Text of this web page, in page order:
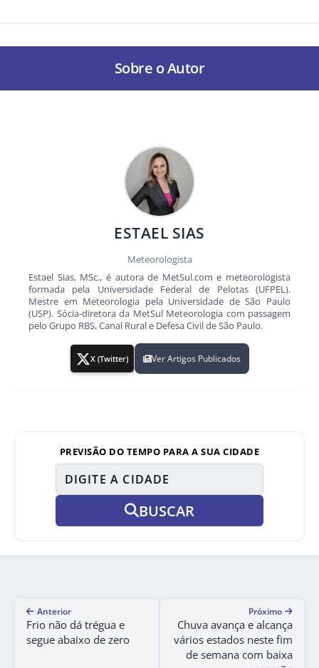
Sobre o Autor
ESTAEL SIAS
Meteorologista
Estael Sias, MSc., é autora de MetSul.com e meteorologista
formada pela Universidade Federal de Pelotas (UFPEL).
Mestre em Meteorologia pela Universidade de São Paulo
(USP). Sócia-diretora da MetSul Meteorologia com passagem
pelo Grupo RBS, Canal Rural e Defesa Civil de São Paulo.
X (Twitter) Ver Artigos Publicados
PREVISÃO DO TEMPO PARA A SUA CIDADE
BUSCAR
Anterior
Frio não dá trégua e
segue abaixo de zero
Próximo
Chuva avança e alcança
vários estados neste fim
de semana com baixa